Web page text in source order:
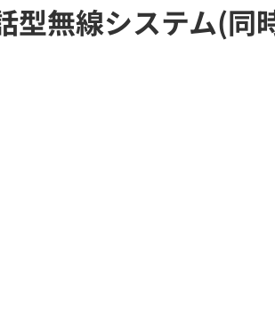
型無線システム(同